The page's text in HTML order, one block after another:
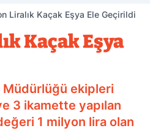
Liralık Kaçak Eşya Ele Geçirildi
Kaçak Eşya
Müdürlüğü ekipleri
3 ikamette yapılan
1 milyon lira olan